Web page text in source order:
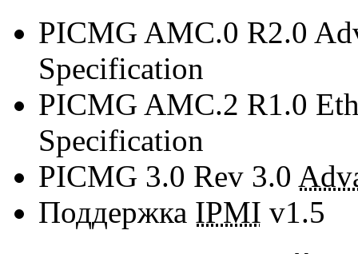
PICMG AMC.0 R2.0
Specification
PICMG AMC.2 R1.0
Specification
PICMG 3.0 Rev 3.0
Поддержка IPMI v1.5